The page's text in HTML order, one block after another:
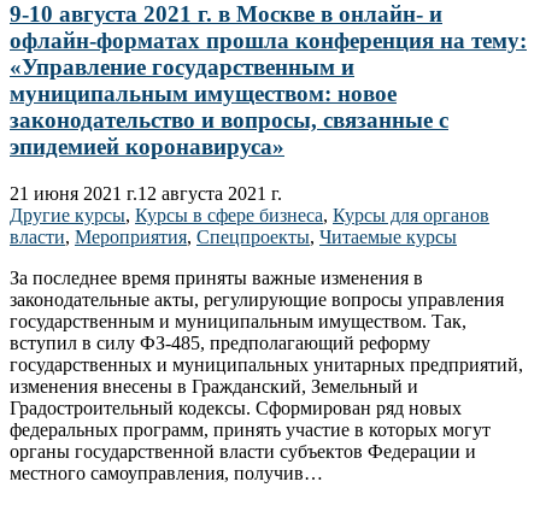
9-10 августа 2021 г. в Москве в онлайн- и
офлайн-форматах прошла конференция на тему:
«Управление государственным и
муниципальным имуществом: новое
законодательство и вопросы, связанные с
эпидемией коронавируса»
21 июня 2021 г.12 августа 2021 г.
Другие курсы, Курсы в сфере бизнеса, Курсы для органов
власти, Мероприятия, Спецпроекты, Читаемые курсы
За последнее время приняты важные изменения в
законодательные акты, регулирующие вопросы управления
государственным и муниципальным имуществом. Так,
вступил в силу ФЗ-485, предполагающий реформу
государственных и муниципальных унитарных предприятий,
изменения внесены в Гражданский, Земельный и
Градостроительный кодексы. Сформирован ряд новых
федеральных программ, принять участие в которых могут
органы государственной власти субъектов Федерации и
местного самоуправления, получив…